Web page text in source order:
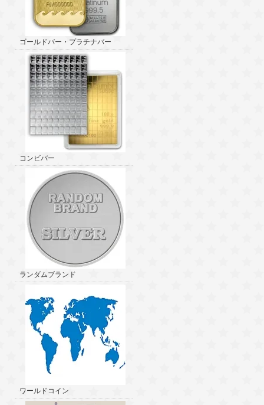
ゴールドバー・プラチナバー
コンビバー
ランダムブランド
ワールドコイン